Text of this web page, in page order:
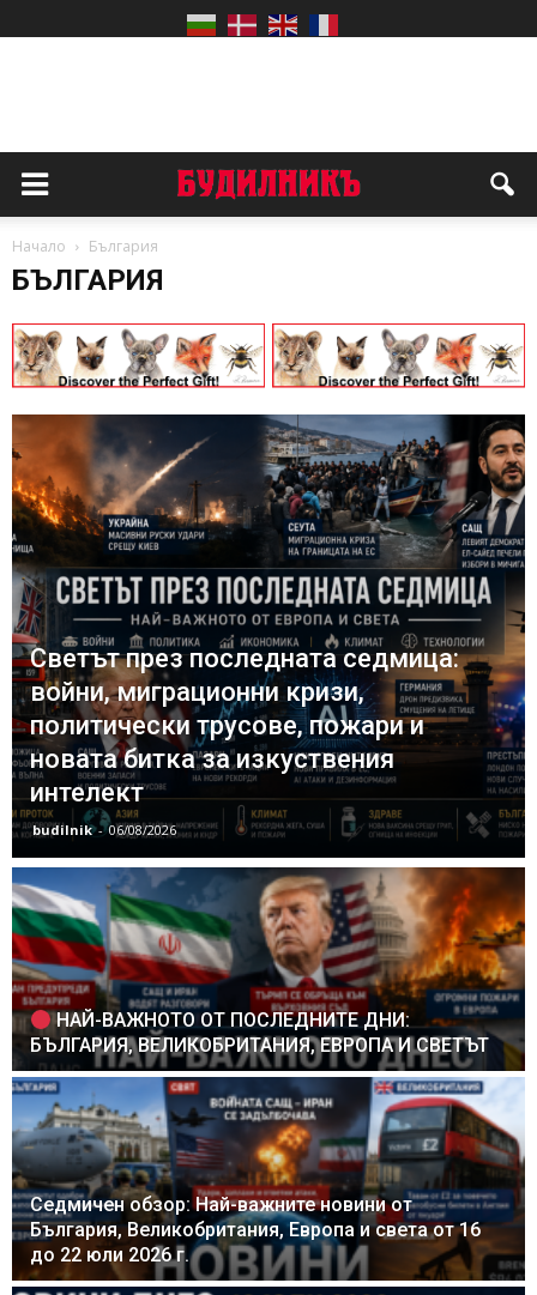
Начало България
БЪЛГАРИЯ
Светът през последната седмица:
войни, миграционни кризи,
политически трусове, пожари и
новата битка за изкуствения
интелект
budilnik - 06/08/2026
НАЙ-ВАЖНОТО ОТ ПОСЛЕДНИТЕ ДНИ:
БЪЛГАРИЯ, ВЕЛИКОБРИТАНИЯ, ЕВРОПА И СВЕТЪТ
Седмичен обзор: Най-важните новини от
България, Великобритания, Европа и света от 16
до 22 юли 2026 г.